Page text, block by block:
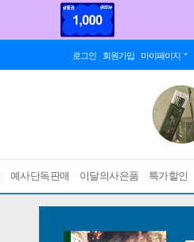
로그인 회원가입 마이페이지
예사단독판매 이달의사은품 특가할인